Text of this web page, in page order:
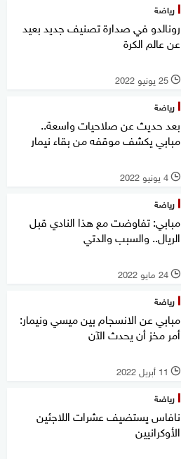
رياضة
رونالدو في صدارة تصنيف جديد بعيد
عن عالم الكرة
l 25 يونيو 2022
رياضة
بعد حديث عن صلاحيات واسعة..
مبابي يكشف موقفه من بقاء نيمار
l 4 يونيو 2022
رياضة
مبابي: تفاوضت مع هذا النادي قبل
الريال.. والسبب والدتي
l 24 مايو 2022
رياضة
مبابي عن الانسجام بين ميسي ونيمار:
أمر مخز أن يحدث الآن
l 11 أبريل 2022
رياضة
نافاس يستضيف عشرات اللاجئين
الأوكرانيين